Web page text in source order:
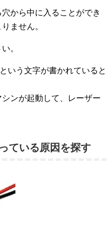
から中に入ることができ
ません。
。
いう文字が書かれていると
ンが起動して、レーザー
ている原因を探す